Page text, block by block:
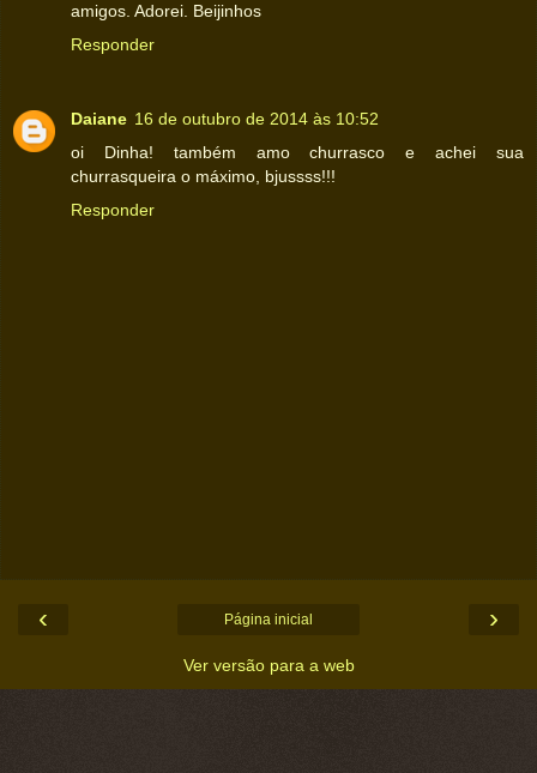
amigos. Adorei. Beijinhos
Responder
Daiane 16 de outubro de 2014 às 10:52
oi Dinha! também amo churrasco e achei sua
churrasqueira o máximo, bjussss!!!
Responder
‹ ›
Página inicial
Ver versão para a web